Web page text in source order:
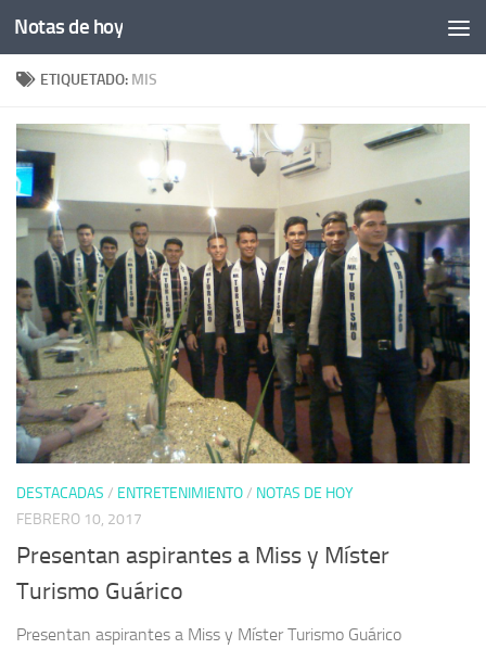
Saltar al contenido
Notas de hoy
ETIQUETADO: MIS
DESTACADAS / ENTRETENIMIENTO/ NOTAS DE HOY
FEBRERO 10, 2017
Presentan aspirantes a Miss y Míster
Turismo Guárico
Presentan aspirantes a Miss y Míster Turismo Guárico